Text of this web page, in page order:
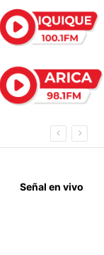
Señal en vivo